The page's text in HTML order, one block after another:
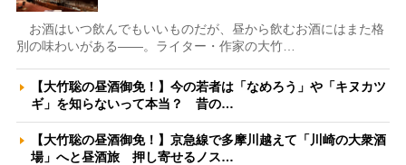
お酒はいつ飲んでもいいものだが、昼から飲むお酒にはまた格
別の味わいがある――。ライター・作家の大竹…
【大竹聡の昼酒御免！】今の若者は「なめろう」や「キヌカツ
ギ」を知らないって本当？ 昔の…
【大竹聡の昼酒御免！】京急線で多摩川越えて「川崎の大衆酒
場」へと昼酒旅 押し寄せるノス…